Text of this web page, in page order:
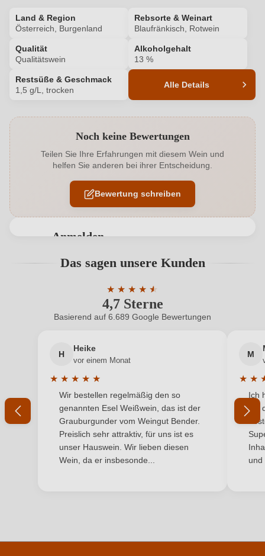
Land & Region
Österreich, Burgenland
Rebsorte & Weinart
Blaufränkisch, Rotwein
Qualität
Qualitätswein
Alkoholgehalt
13 %
Restsüße & Geschmack
1,5 g/L, trocken
Alle Details
Alkoholgehalt in % 13 %
Allergene Enthält Sulfite
Ausbau Großes Holzfass
Hauptstraße 105, AT-71 Gols, Österreich
Ort Edelgrund
Passt zu Rotes Fleisch, Weißes Fleisch
Qualitätswein
Noch keine Bewertungen
Teilen Sie Ihre Erfahrungen mit diesem Wein und
helfen Sie anderen bei ihrer Entscheidung.
Bewertung schreiben
Anmelden
Benutzern abgegeben werden. Bitte loggen Sie sich
Neuer Kunde? Neuer Kunde?
Ihre E-Mail-Adresse
Ihr Passwort
Ich habe mein Passwort vergessen
Das sagen unsere Kunden
4,7 Sterne
★ ★ ★ ★ ★
★
Durchschnittliche Bewertung von 4.7
Basierend auf 6.689 Google Bewertungen
H
Heike
vor einem Monat
★ ★ ★ ★ ★
Durchschnittliche Bewertung von 5 von 5 Sternen
Wir bestellen regelmäßig den so
genannten Esel Weißwein, das ist der
Grauburgunder vom Weingut Bender.
Preislich sehr attraktiv, für uns ist es
unser Hauswein. Wir lieben diesen
Wein, da er insbesonde...
M
★ ★
Ich
mit
und